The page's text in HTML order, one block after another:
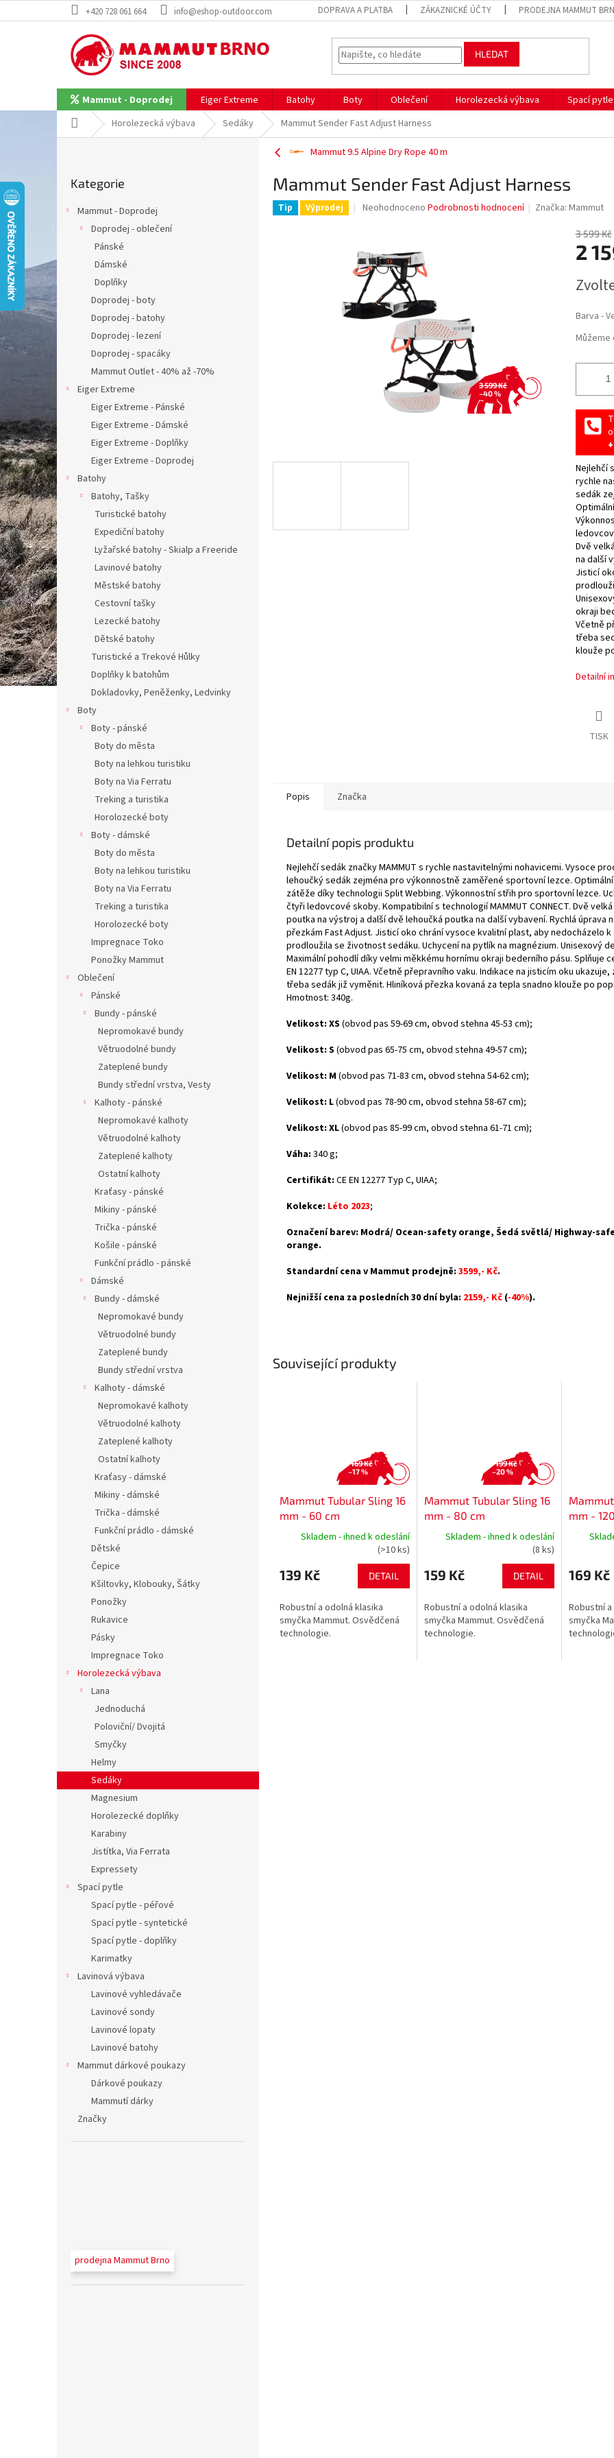
na
+420 728 061 664 info@eshop-outdoor.com DOPRAVA A PLATBA ZÁKAZNICKÉ ÚČTY PRODEJNA MAMMUT
HLEDAT
Mammut - Doprodej Eiger Extreme Batohy Boty Oblečení Horolezecká výbava
Spací pytle
Domů Horolezecká výbava Sedáky Mammut Sender Fast Adjust Harness
í
a
n
kategorie
Kategorie
Mammut - Doprodej
Doprodej - oblečení
Pánské
Dámské
Doplňky
Doprodej - boty
Doprodej - batohy
Doprodej - lezení
Doprodej - spacáky
Mammut Outlet - 40% až -70%
Eiger Extreme
Eiger Extreme - Pánské
Eiger Extreme - Dámské
Eiger Extreme - Doplňky
Eiger Extreme - Doprodej
Batohy
Batohy, Tašky
Turistické batohy
Expediční batohy
Lyžařské batohy - Skialp a Freeride
Lavinové batohy
Městské batohy
Cestovní tašky
Lezecké batohy
Dětské batohy
Turistické a Trekové Hůlky
Doplňky k batohům
Dokladovky, Peněženky, Ledvinky
Boty
Boty - pánské
Boty do města
Boty na lehkou turistiku
Boty na Via Ferratu
Treking a turistika
Horolozecké boty
Boty - dámské
Boty do města
Boty na lehkou turistiku
Boty na Via Ferratu
Treking a turistika
Horolozecké boty
Impregnace Toko
Ponožky Mammut
Oblečení
Pánské
Bundy - pánské
Nepromokavé bundy
Větruodolné bundy
Zateplené bundy
Bundy střední vrstva, Vesty
Kalhoty - pánské
Nepromokavé kalhoty
Větruodolné kalhoty
Zateplené kalhoty
Ostatní kalhoty
Kraťasy - pánské
Mikiny - pánské
Trička - pánské
Košile - pánské
Funkční prádlo - pánské
Dámské
Bundy - dámské
Nepromokavé bundy
Větruodolné bundy
Zateplené bundy
Bundy střední vrstva
Kalhoty - dámské
Nepromokavé kalhoty
Větruodolné kalhoty
Zateplené kalhoty
Ostatní kalhoty
Kraťasy - dámské
Mikiny - dámské
Trička - dámské
Funkční prádlo - dámské
Dětské
Čepice
Kšiltovky, Klobouky, Šátky
Ponožky
Rukavice
Pásky
Impregnace Toko
Horolezecká výbava
Lana
Jednoduchá
Poloviční/ Dvojitá
Smyčky
Helmy
Sedáky
Magnesium
Horolezecké doplňky
Karabiny
Jistítka, Via Ferrata
Expressety
Spací pytle
Spací pytle - péřové
Spací pytle - syntetické
Spací pytle - doplňky
Karimatky
Lavinová výbava
Lavinové vyhledávače
Lavinové sondy
Lavinové lopaty
Lavinové batohy
Mammut dárkové poukazy
Dárkové poukazy
Mammutí dárky
Značky
prodejna Mammut Brno
Mammut 9.5 Alpine Dry Rope 40 m
Mammut Sender Fast Adjust Harness
Tip Výprodej
Průměrné
0,0
z
5
hvězdiček.
Neohodnoceno Podrobnosti hodnocení Značka:Mammut
3 599 Kč
–40 %
3 599 Kč
2
cena:
Barva -
Nejlehčí
rychle
sedák
Dvě
na další
Jisticí
okraji
Včetně
třeba
klouže
Detailní
TISK
Související produkty
169 Kč
–17 %
Mammut Tubular Sling 16
mm - 60 cm
Skladem - ihned k odeslání
(>10 ks)
139 Kč DETAIL
Robustní a odolná klasika
smyčka Mammut. Osvědčená
technologie.
199 Kč
–20 %
Mammut Tubular Sling 16
mm - 80 cm
Skladem - ihned k odeslání
(8 ks)
159 Kč DETAIL
Robustní a odolná klasika
smyčka Mammut. Osvědčená
technologie.
mm -
169 Kč
Robustní
smyčka
Popis Značka
Detailní popis produktu
Nejlehčí sedák značky MAMMUT s rychle nastavitelnými nohavicemi. Vysoce
lehoučký sedák zejména pro výkonnostně zaměřené sportovní lezce.
zátěže díky technologii Split Webbing. Výkonnostní střih pro sportovní lezce.
čtyři ledovcové skoby. Kompatibilní s technologií MAMMUT CONNECT. Dvě
poutka na výstroj a další dvě lehoučká poutka na další vybavení. Rychlá úprava
přezkám Fast Adjust. Jisticí oko chrání vysoce kvalitní plast, aby nedocházelo k
prodloužila se životnost sedáku. Uchycení na pytlík na magnézium. Unisexový
Maximální pohodlí díky velmi měkkému hornímu okraji bederního pásu. Splňuje
EN 12277 typ C, UIAA. Včetně přepravního vaku. Indikace na jisticím oku ukazuje,
třeba sedák již vyměnit. Hliníková přezka kovaná za tepla snadno klouže po
Hmotnost: 340g.
Velikost: XS (obvod pas 59-69 cm, obvod stehna 45-53 cm);
Velikost: S (obvod pas 65-75 cm, obvod stehna 49-57 cm);
Velikost: M (obvod pas 71-83 cm, obvod stehna 54-62 cm);
Velikost: L(obvod pas 78-90 cm, obvod stehna 58-67 cm);
Velikost: XL(obvod pas 85-99 cm, obvod stehna 61-71 cm);
Váha: 340 g;
Certifikát: CE EN 12277 Typ C, UIAA;
Kolekce: Léto 2023;
Označení barev: Modrá/ Ocean-safety orange, Šedá světlá/ Highway-
orange.
Standardní cena v Mammut prodejně: 3599,- Kč.
Nejnižší cena za posledních 30 dní byla: 2159,- Kč (-40%).